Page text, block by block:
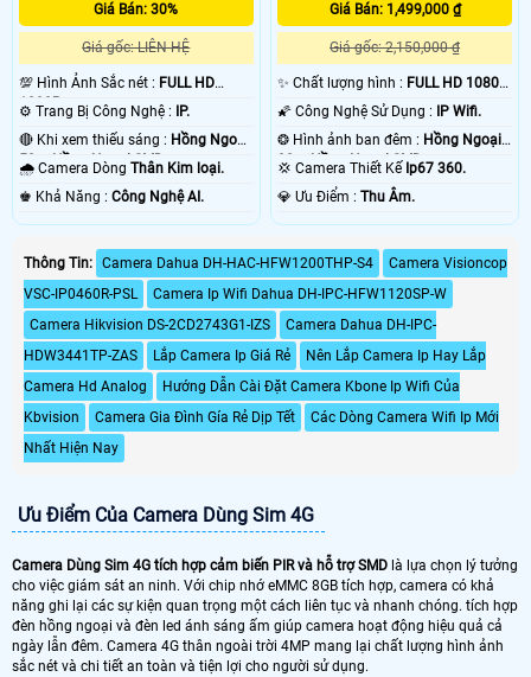
Giá Bán: 30%
Giá gốc: LIÊN HỆ
💯 Hình Ảnh Sắc nét : FULL HD
1080P .
⚙ Trang Bị Công Nghệ :
IP.
🔴 Khi xem thiếu sáng : Hồng Ngoại
50m Hồng Ngoại SMD.
🌧️ Camera Dòng Thân Kim loại.
️♚ Khả Năng : Công Nghệ AI.
Giá Bán: 1,499,000 ₫
Giá gốc: 2,150,000 ₫
✨ Chất lượng hình : FULL HD 1080P
🌠 Công Nghệ Sử Dụng :
IP Wifi.
❂ Hình ảnh ban đêm : Hồng Ngoại
30m Hồng Ngoại SMD.
💢 Camera Thiết Kế Ip67 360.
️💎 Ưu Điểm :Thu Âm.
Thông Tin: Camera Dahua DH-HAC-HFW1200THP-S4
Camera Visioncop
VSC-IP0460R-PSL
Camera Ip Wifi Dahua DH-IPC-HFW1120SP-W
Camera Hikvision DS-2CD2743G1-IZS
Camera Dahua DH-IPC-
HDW3441TP-ZAS
Lắp Camera Ip Giá Rẻ
Nên Lắp Camera Ip Hay Lắp
Camera Hd Analog
Hướng Dẫn Cài Đặt Camera Kbone Ip Wifi Của
Kbvision
Camera Gia Đình Gía Rẻ Dịp Tết
Các Dòng Camera Wifi Ip Mới
Nhất Hiện Nay
Ưu Điểm Của Camera Dùng Sim 4G
Camera Dùng Sim 4G tích hợp cảm biến PIR và hỗ trợ SMD là lựa chọn lý tưởng
cho việc giám sát an ninh. Với chip nhớ eMMC 8GB tích hợp, camera có khả
năng ghi lại các sự kiện quan trọng một cách liên tục và nhanh chóng. tích hợp
đèn hồng ngoại và đèn led ánh sáng ấm giúp camera hoạt động hiệu quả cả
ngày lẫn đêm. Camera 4G thân ngoài trời 4MP mang lại chất lượng hình ảnh
sắc nét và chi tiết an toàn và tiện lợi cho người sử dụng.